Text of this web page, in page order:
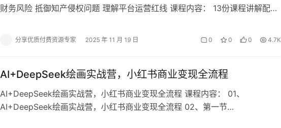
财务风险 抵御知产侵权问题 理解平台运营红线 课程内容： 13份课程讲解配套
分享优质付费资源专家 2025 年 11 月 19 日 0 0 0 4.7K
AI+DeepSeek绘画实战营，小红书商业变现全流程
AI+DeepSeek绘画实战营，小红书商业变现全流程 课程内容： 01、
AI+DeepSeek绘画实战营，小红书商业变现全流程 02、第一节